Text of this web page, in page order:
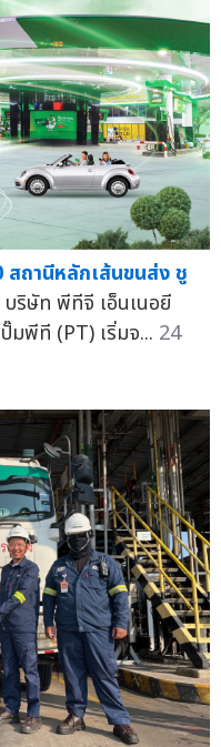
สถานีหลักเส้นขนส่ง ชู
ริษัท พีทีจี เอ็นเนอยี
มพีที (PT) เริ่มจ... 24